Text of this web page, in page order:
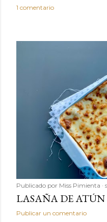
1 comentario
Publicado por Miss Pimienta
LASAÑA DE ATÚN
Publicar un comentario